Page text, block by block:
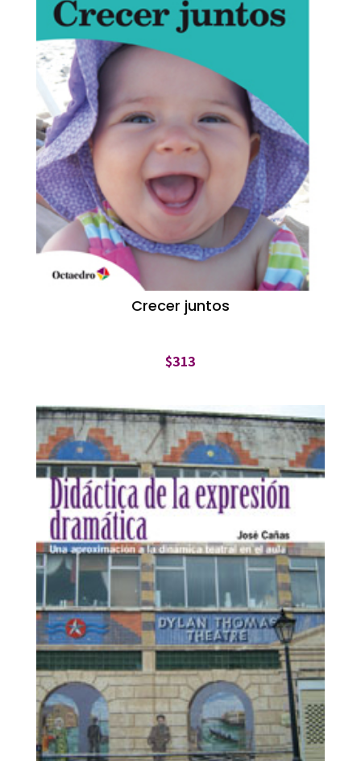
Crecer juntos
$313